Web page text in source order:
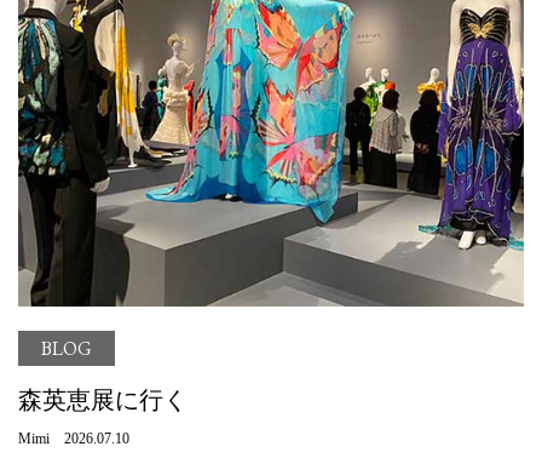
BLOG
森英恵展に行く
Mimi 2026.07.10